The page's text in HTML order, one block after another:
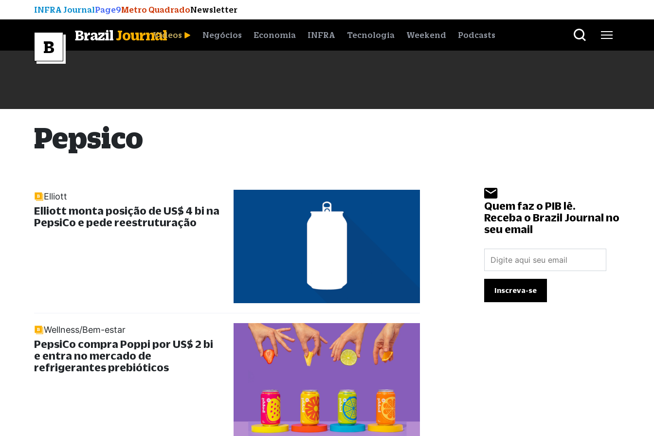
INFRA JournalPage9Metro QuadradoNewsletter
BrazilJournalVídeos Negócios Economia INFRA Tecnologia Weekend Podcasts
Pepsico
Elliott
Elliott monta posição de US$ 4 bi na
PepsiCo e pede reestruturação
Wellness/Bem-estar
PepsiCo compra Poppi por US$ 2 bi
e entra no mercado de
refrigerantes prebióticos
Quem faz o PIB lê.
Receba o Brazil Journal no
seu email